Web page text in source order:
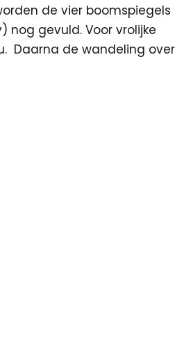
de vier boomspiegels
nog gevuld. Voor vrolijke
Daarna de wandeling over